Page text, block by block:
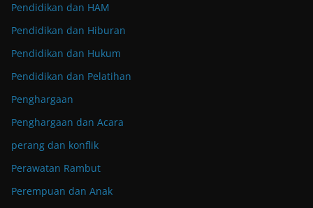
Pendidikan dan HAM
Pendidikan dan Hiburan
Pendidikan dan Hukum
Pendidikan dan Pelatihan
Penghargaan
Penghargaan dan Acara
perang dan konflik
Perawatan Rambut
Perempuan dan Anak